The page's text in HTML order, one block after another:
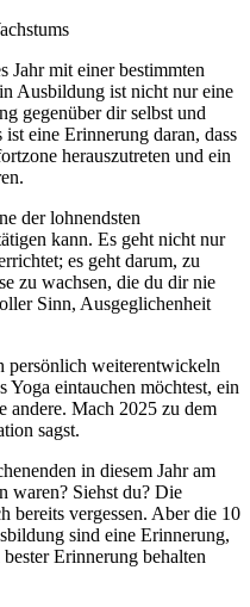
Jahr mit einer bestimmten
Ausbildung ist nicht nur eine
gegenüber dir selbst und
eine Erinnerung daran, dass
herauszutreten und ein
der lohnendsten
kann. Es geht nicht nur
es geht darum, zu
zu wachsen, die du dir nie
Sinn, Ausgeglichenheit
persönlich weiterentwickeln
Yoga eintauchen möchtest, ein
andere. Mach 2025 zu dem
sagst.
in diesem Jahr am
waren? Siehst du? Die
bereits vergessen. Aber die 10
sind eine Erinnerung,
Erinnerung behalten